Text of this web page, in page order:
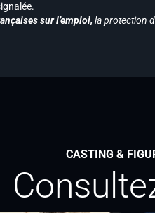
sur l’emploi, la protection
CASTING &